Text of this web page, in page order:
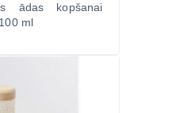
ādas kopšanai
ml